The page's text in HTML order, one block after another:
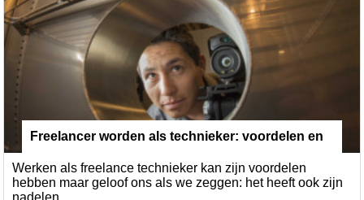
Freelancer worden als technieker: voordelen en
nadelen
Werken als freelance technieker kan zijn voordelen
hebben maar geloof ons als we zeggen: het heeft ook zijn
nadelen.